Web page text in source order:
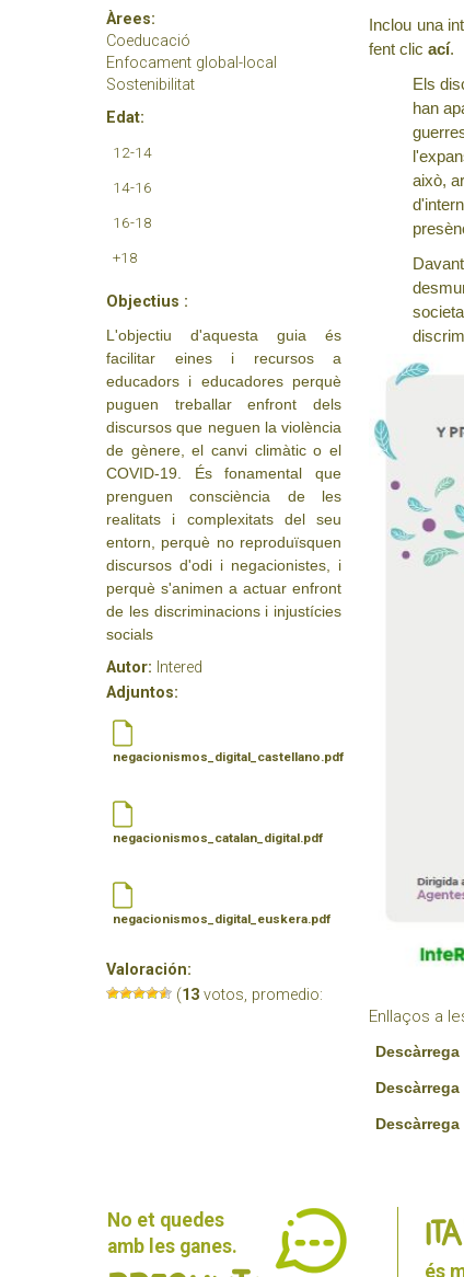
Àrees:
Coeducació
Enfocament global-local
Sostenibilitat
Edat:
12-14
14-16
16-18
+18
Objectius :
L'objectiu d'aquesta guia és
facilitar eines i recursos a
educadors i educadores perquè
puguen treballar enfront dels
discursos que neguen la violència
de gènere, el canvi climàtic o el
COVID-19. És fonamental que
prenguen consciència de les
realitats i complexitats del seu
entorn, perquè no reproduïsquen
discursos d'odi i negacionistes, i
perquè s'animen a actuar enfront
de les discriminacions i injustícies
socials
Autor: Intered
Adjuntos:
negacionismos_digital_castellano.pdf
negacionismos_catalan_digital.pdf
negacionismos_digital_euskera.pdf
Valoración:
(13 votos, promedio:
Inclou una
fent clic ací.
Els
han
això,
Enllaços a
No et quedes
amb les ganes.
és